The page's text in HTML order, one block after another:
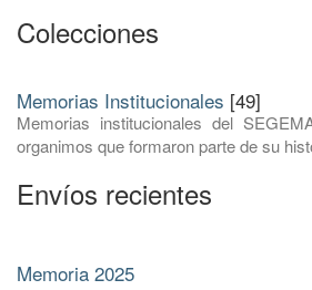
Colecciones
Memorias Institucionales [49]
Memorias institucionales del
organimos que formaron parte de su
Envíos recientes
Memoria 2025